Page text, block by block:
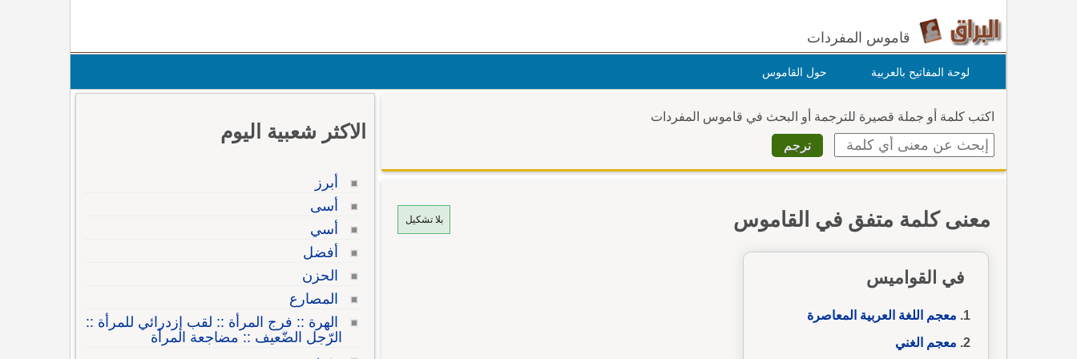
قاموس المفردات
لوحة المفاتيح بالعربية حول القاموس
اكتب كلمة أو جملة قصيرة للترجمة أو البحث في قاموس المفردات
بلا تشكيل معنى كلمة متفق في القاموس
في القواميس
معجم اللغة العربية المعاصرة
معجم الغني
الاكثر شعبية اليوم
أبرز
أسى
أسي
أفضل
الحزن
المصارع
الهرة :: فرج المرأة :: لقب إزدرائي للمرأة ::
الرّجل الضّعيف :: مضاجعة المرأة